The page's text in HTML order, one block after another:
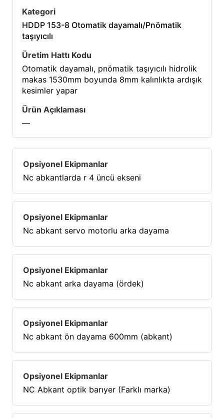
HDDP 153-8 Otomatik dayamalı/Pnömatik
taşıyıcılı
Otomatik dayamalı, pnömatik taşıyıcılı hidrolik
makas 1530mm boyunda 8mm kalınlıkta ardışık
kesimler yapar
—
Nc abkantlarda r 4 üncü ekseni
Nc abkant servo motorlu arka dayama
Nc abkant arka dayama (ördek)
Nc abkant ön dayama 600mm (abkant)
NC Abkant optik barıyer (Farklı marka)